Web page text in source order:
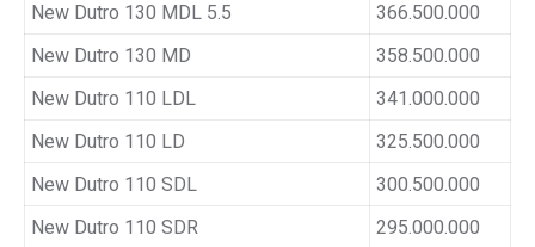
New Dutro 130 MDL 5.5
366.500.000
New Dutro 130 MD
358.500.000
New Dutro 110 LDL
341.000.000
New Dutro 110 LD
325.500.000
New Dutro 110 SDL
300.500.000
New Dutro 110 SDR
295.000.000